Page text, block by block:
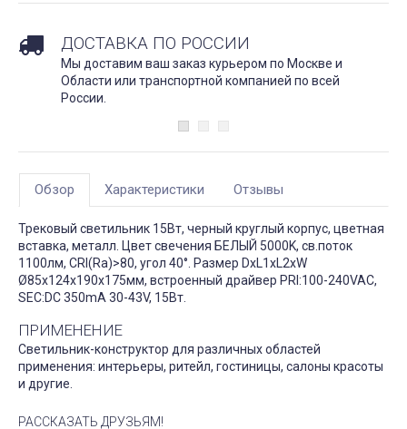
ДОСТАВКА ПО РОССИИ
Мы доставим ваш заказ курьером по Москве и
Области или транспортной компанией по всей
России.
Обзор Характеристики Отзывы
Трековый светильник 15Вт, черный круглый корпус, цветная
вставка, металл. Цвет свечения БЕЛЫЙ 5000K, св.поток
1100лм, CRI(Ra)>80, угол 40°. Размер DxL1xL2xW
Ø85x124x190x175мм, встроенный драйвер PRI:100-240VAC,
SEC:DC 350mA 30-43V, 15Вт.
ПРИМЕНЕНИЕ
Светильник-конструктор для различных областей
применения: интерьеры, ритейл, гостиницы, салоны красоты
и другие.
РАССКАЗАТЬ ДРУЗЬЯМ!